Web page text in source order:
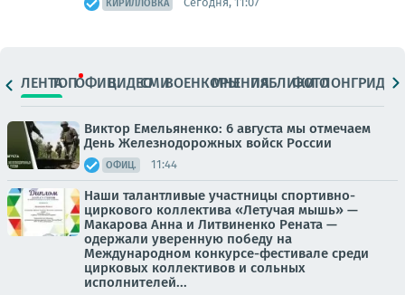
КИРИЛЛОВКА
ЛЕНТАТОПОФИЦ.ВИДЕОСМИВОЕНКОРЫМНЕНИЯПАБЛИКИ
ФОТОЛОНГРИДЫ
Виктор Емельяненко: 6 августа мы отмечаем
День Железнодорожных войск России
ОФИЦ. 11:44
Наши талантливые участницы спортивно-
циркового коллектива «Летучая мышь» —
Макарова Анна и Литвиненко Рената —
одержали уверенную победу на
Международном конкурсе-фестивале среди
цирковых коллективов и сольных
исполнителей...